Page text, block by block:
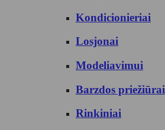
Kondicionieriai
Losjonai
Modeliavimui
Barzdos priežiūrai
Rinkiniai